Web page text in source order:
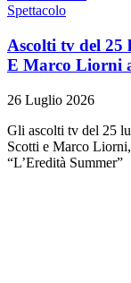
Spettacolo
Ascolti tv del 25
E Marco Liorni
26 Luglio 2026
Gli ascolti tv del 25
Scotti e Marco
“L’Eredità Summer”